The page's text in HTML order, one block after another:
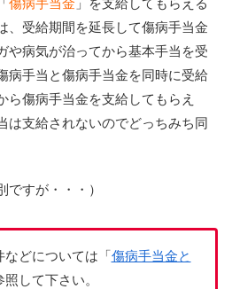
傷病手当金 」を支給してもらえる
、受給期間を延長して傷病手当金
や病気が治ってから基本手当を受
病手当と傷病手当金を同時に受給
ら傷病手当金を支給してもらえ
は支給されないのでどっちみち同
ですが・・・）
などについては「傷病手当金と
照して下さい。